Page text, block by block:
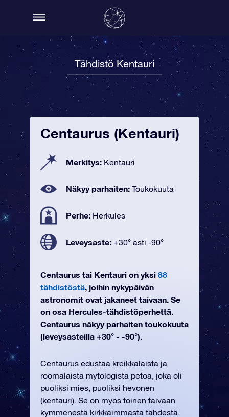
Tähdistö Kentauri
Centaurus (Kentauri)
Merkitys: Kentauri
Näkyy parhaiten: Toukokuuta
Perhe: Herkules
Leveysaste: +30° asti -90°
Centaurus tai Kentauri on yksi 88
tähdistöstä, joihin nykypäivän
astronomit ovat jakaneet taivaan. Se
on osa Hercules-tähdistöperhettä.
Centaurus näkyy parhaiten toukokuuta
(leveysasteilla +30° - -90°).
Centaurus edustaa kreikkalaista ja
roomalaista mytologista petoa, joka oli
puoliksi mies, puoliksi hevonen
(kentauri). Se on myös toinen taivaan
kymmenestä kirkkaimmasta tähdestä.